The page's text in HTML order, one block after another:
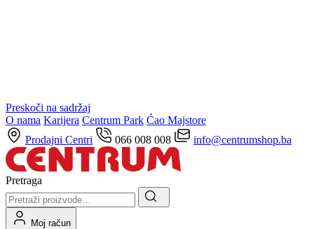
Preskoči na sadržaj
O nama Karijera Centrum Park Ćao Majstore
Prodajni Centri
066 008 008 info@centrumshop.ba
Pretraga
Moj račun